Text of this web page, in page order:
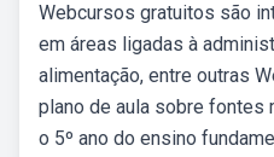
Webcursos gratuitos são
em áreas ligadas à
alimentação, entre outras
plano de aula sobre fontes
o 5º ano do ensino